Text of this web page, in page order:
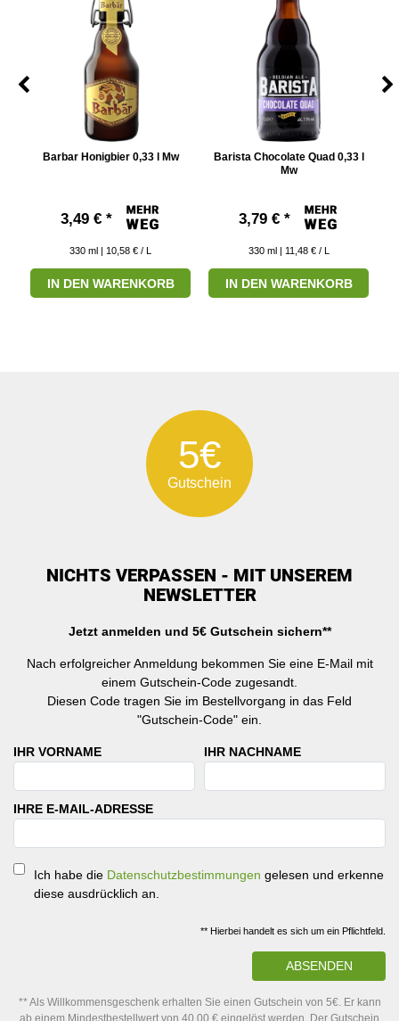
Barbar Honigbier 0,33 l Mw
3,49 € *
330 ml | 10,58 € / L
IN DEN WARENKORB
Barista Chocolate Quad 0,33 l
Mw
3,79 € *
330 ml | 11,48 € / L
IN DEN WARENKORB
5€
Gutschein
NICHTS VERPASSEN - MIT UNSEREM
NEWSLETTER
Jetzt anmelden und 5€ Gutschein sichern**
Nach erfolgreicher Anmeldung bekommen Sie eine E-Mail mit
einem Gutschein-Code zugesandt.
Diesen Code tragen Sie im Bestellvorgang in das Feld
"Gutschein-Code" ein.
IHR VORNAME IHR NACHNAME
IHRE E-MAIL-ADRESSE
Ich habe die Datenschutzbestimmungen gelesen und erkenne
diese ausdrücklich an.
** Hierbei handelt es sich um ein Pflichtfeld.
ABSENDEN
** Als Willkommensgeschenk erhalten Sie einen Gutschein von 5€. Er kann
ab einem Mindestbestellwert von 40,00 € eingelöst werden. Der Gutschein